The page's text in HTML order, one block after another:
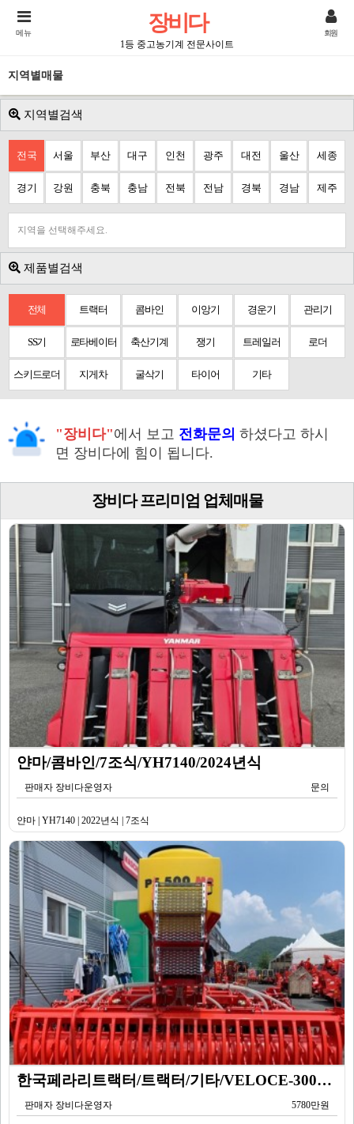
장비다
1등 중고농기계 전문사이트
메뉴 회원
지역별매물
지역별검색
전국 서울 부산 대구 인천 광주 대전 울산 세종
경기 강원 충북 충남 전북 전남 경북 경남 제주
지역을 선택해주세요.
제품별검색
전체 트랙터 콤바인 이앙기 경운기 관리기
SS기 로타베이터 축산기계 쟁기 트레일러 로더
스키드로더 지게차 굴삭기 타이어 기타
"장비다"에서 보고 전화문의 하셨다고 하시
면 장비다에 힘이 됩니다.
장비다 프리미엄 업체매물
얀마/콤바인/7조식/YH7140/2024년식
판매자 장비다운영자 문의
얀마 | YH7140 | 2022년식 | 7조식
한국페라리트랙터/트랙터/기타/VELOCE-300PS500M2E/2022년식
판매자 장비다운영자 5780만원